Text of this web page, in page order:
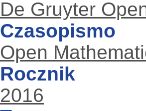
De Gruyter
Czasopismo
Open
Rocznik
2016